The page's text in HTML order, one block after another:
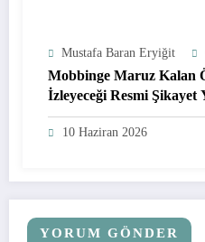
Mustafa Baran Eryiğit
Mobbinge Maruz Kalan
İzleyeceği Resmi Şikayet
10 Haziran 2026
YORUM GÖNDER